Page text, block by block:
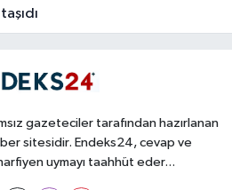
gazeteciler tarafından hazırlanan
sitesidir. Endeks24, cevap ve
uymayı taahhüt eder...